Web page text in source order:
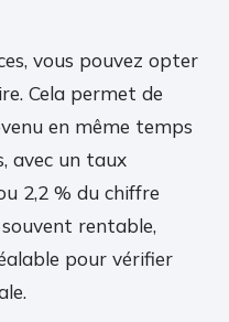
vous pouvez opter
Cela permet de
en même temps
avec un taux
2,2 % du chiffre
rentable,
pour vérifier